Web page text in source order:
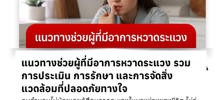
แนวทางช่วยผู้ที่มีอาการหวาดระแวง รวม
การประเมิน การรักษา และการจัดสิ่ง
แวดล้อมที่ปลอดภัยทางใจ